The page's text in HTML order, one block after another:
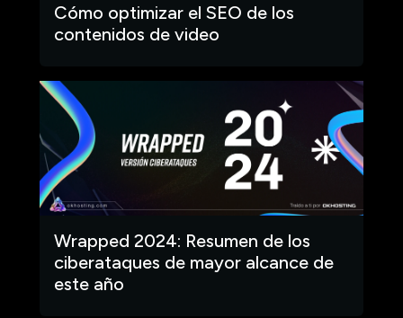
Cómo optimizar el SEO de los
contenidos de video
Wrapped 2024: Resumen de los
ciberataques de mayor alcance de
este año